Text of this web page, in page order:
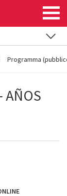
Programma
AÑOS